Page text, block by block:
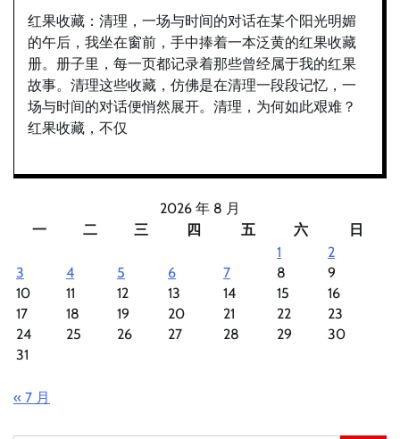
红果收藏：清理，一场与时间的对话在某个阳光明媚
的午后，我坐在窗前，手中捧着一本泛黄的红果收藏
册。册子里，每一页都记录着那些曾经属于我的红果
故事。清理这些收藏，仿佛是在清理一段段记忆，一
场与时间的对话便悄然展开。清理，为何如此艰难？
红果收藏，不仅
2026 年 8 月
一
二 三 四 五 六
日
1
2
3
4 5 6 7 8
9
10
11 12 13 14 15
16
17
18 19 20 21 22
23
24
25 26 27 28 29
30
31
« 7 月